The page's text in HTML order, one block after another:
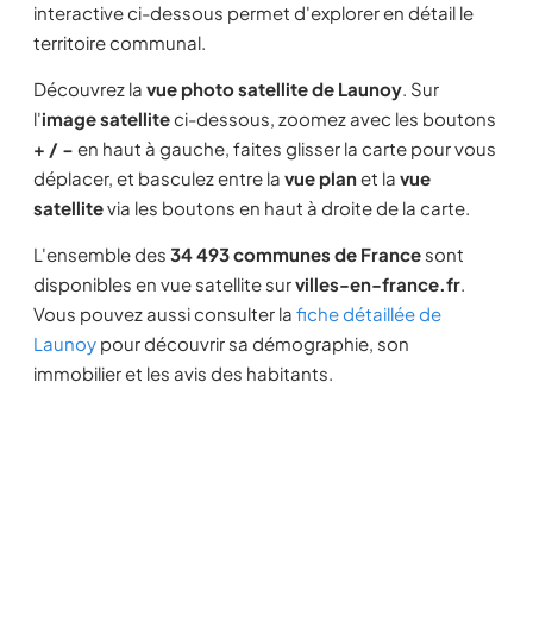
interactive ci-dessous permet d'explorer en détail le
territoire communal.
Découvrez la vue photo satellite de Launoy. Sur
l'image satelliteci-dessous, zoomez avec les boutons
+ / − en haut à gauche, faites glisser la carte pour vous
déplacer, et basculez entre la vue planet la vue
satellitevia les boutons en haut à droite de la carte.
L'ensemble des 34 493 communes de France sont
disponibles en vue satellite survilles-en-france.fr.
Vous pouvez aussi consulter la fiche détaillée de
Launoy pour découvrir sa démographie, son
immobilier et les avis des habitants.